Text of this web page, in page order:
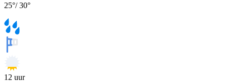
25°/30°
12 uur